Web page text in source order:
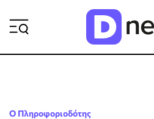
Ο Πληροφοριοδότης